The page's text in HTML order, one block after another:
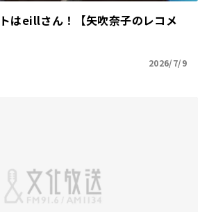
はeillさん！【矢吹奈子のレコメ
2026/7/9